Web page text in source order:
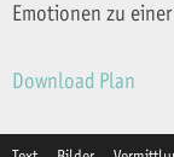
Emotionen zu
Download Plan